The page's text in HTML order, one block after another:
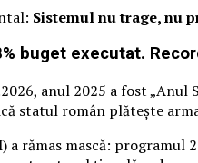
Sistemul nu trage, nu
buget executat.
anul 2025 a fost „Anul
statul român plătește
rămas mască: